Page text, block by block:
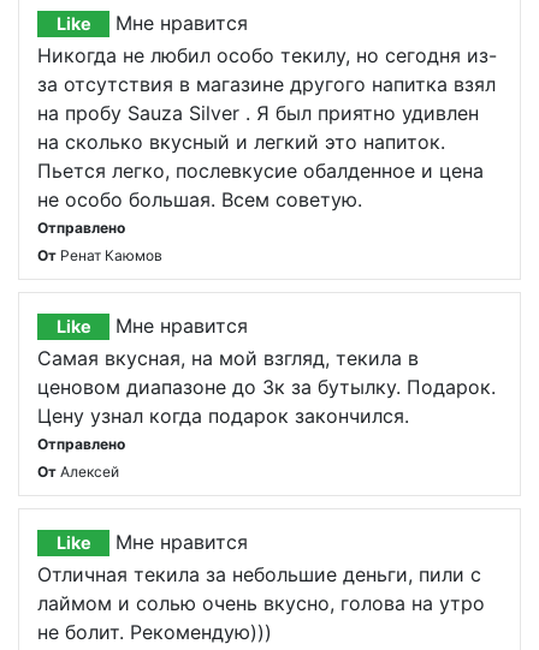
Like
Мне нравится
Никогда не любил особо текилу, но сегодня из-
за отсутствия в магазине другого напитка взял
на пробу Sauza Silver . Я был приятно удивлен
на сколько вкусный и легкий это напиток.
Пьется легко, послевкусие обалденное и цена
не особо большая. Всем советую.
Отправлено
От Ренат Каюмов
Like
Мне нравится
Самая вкусная, на мой взгляд, текила в
ценовом диапазоне до 3к за бутылку. Подарок.
Цену узнал когда подарок закончился.
Отправлено
От Алексей
Like
Мне нравится
Отличная текила за небольшие деньги, пили с
лаймом и солью очень вкусно, голова на утро
не болит. Рекомендую)))